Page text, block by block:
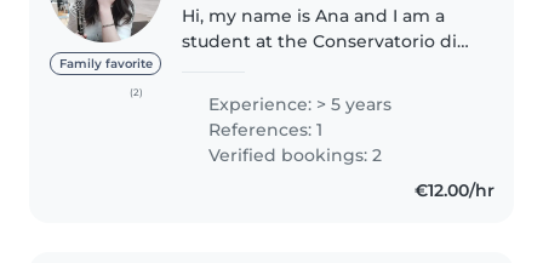
Family favorite
(2)
Hi, my name is Ana and I am a
student at the Conservatorio di
and I've been babysitting since I
was little (i have a younger
brother and sister) plus..
Experience: > 5 years
References: 1
Verified bookings: 2
€12.00/hr